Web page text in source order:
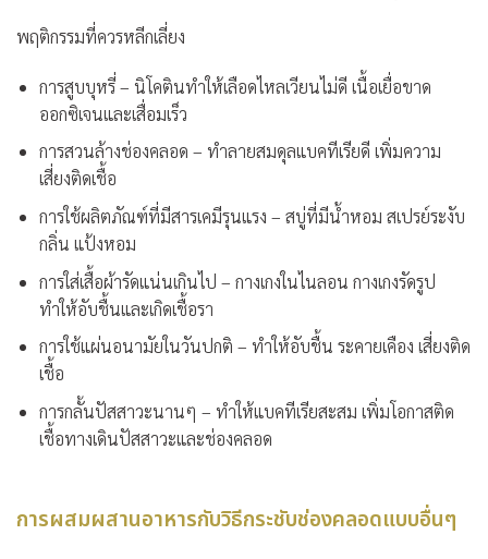
พฤติกรรมที่ควรหลีกเลี่ยง
การสูบบุหรี่– นิโคตินทำให้เลือดไหลเวียนไม่ดี เนื้อเยื่อขาด
ออกซิเจนและเสื่อมเร็ว
การสวนล้างช่องคลอด – ทำลายสมดุลแบคทีเรียดี เพิ่มความ
เสี่ยงติดเชื้อ
การใช้ผลิตภัณฑ์ที่มีสารเคมีรุนแรง – สบู่ที่มีน้ำหอม สเปรย์ระงับ
กลิ่น แป้งหอม
การใส่เสื้อผ้ารัดแน่นเกินไป – กางเกงในไนลอน กางเกงรัดรูป
ทำให้อับชื้นและเกิดเชื้อรา
การใช้แผ่นอนามัยในวันปกติ – ทำให้อับชื้น ระคายเคือง เสี่ยงติด
เชื้อ
การกลั้นปัสสาวะนานๆ – ทำให้แบคทีเรียสะสม เพิ่มโอกาสติด
เชื้อทางเดินปัสสาวะและช่องคลอด
การผสมผสานอาหารกับวิธีกระชับช่องคลอดแบบอื่นๆ